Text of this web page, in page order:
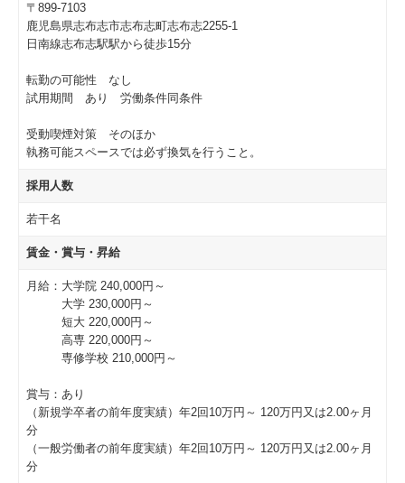
〒899-7103
鹿児島県志布志市志布志町志布志2255-1
日南線志布志駅駅から徒歩15分
転勤の可能性 なし
試用期間 あり 労働条件同条件
受動喫煙対策 そのほか
執務可能スペースでは必ず換気を行うこと。
採用人数
若干名
賃金・賞与・昇給
月給：大学院 240,000円～
大学 230,000円～
短大 220,000円～
高専 220,000円～
専修学校 210,000円～
賞与：あり
（新規学卒者の前年度実績）年2回10万円～ 120万円又は2.00ヶ月
分
（一般労働者の前年度実績）年2回10万円～ 120万円又は2.00ヶ月
分